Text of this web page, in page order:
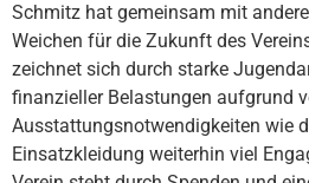
Schmitz hat gemeinsam mit
Weichen für die Zukunft des
zeichnet sich durch starke
finanzieller Belastungen aufgrund
Ausstattungsnotwendigkeiten wie
Einsatzkleidung weiterhin viel